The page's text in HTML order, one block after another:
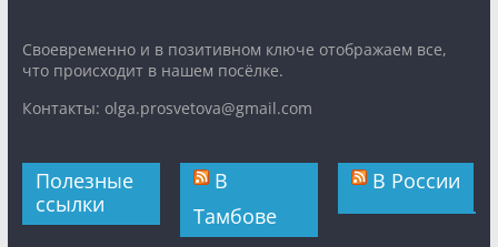
Cвоевременно и в позитивном ключе отображаем все,
что происходит в нашем посёлке.
Контакты: olga.prosvetova@gmail.com
Полезные
ссылки
В
Тамбове
В России